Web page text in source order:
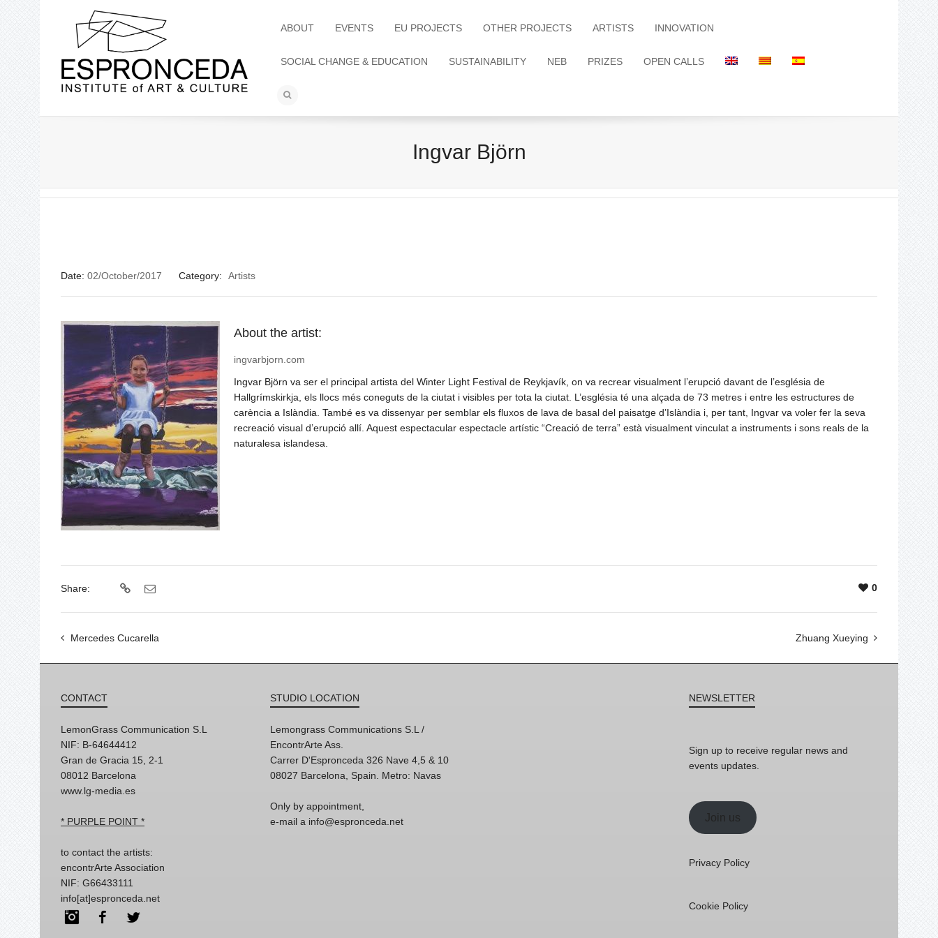
ABOUT EVENTS EU PROJECTS OTHER PROJECTS ARTISTS INNOVATION
SOCIAL CHANGE & EDUCATION SUSTAINABILITY NEB PRIZES OPEN CALLS
Ingvar Björn
Date: 02/October/2017 Category: Artists
About the artist:
ingvarbjorn.com
Ingvar Björn va ser el principal artista del Winter Light Festival de Reykjavík, on va recrear visualment l’erupció davant de l’església de
Hallgrímskirkja, els llocs més coneguts de la ciutat i visibles per tota la ciutat. L’església té una alçada de 73 metres i entre les estructures de
carència a Islàndia. També es va dissenyar per semblar els fluxos de lava de basal del paisatge d’Islàndia i, per tant, Ingvar va voler fer la seva
recreació visual d’erupció allí. Aquest espectacular espectacle artístic “Creació de terra” està visualment vinculat a instruments i sons reals de la
naturalesa islandesa.
Share: 0
Mercedes Cucarella Zhuang Xueying
CONTACT
LemonGrass Communication S.L
NIF: B-64644412
Gran de Gracia 15, 2-1
08012 Barcelona
www.lg-media.es
* PURPLE POINT *
to contact the artists:
encontrArte Association
NIF: G66433111
info[at]espronceda.net
InstagramFacebook
STUDIO LOCATION
Lemongrass Communications S.L /
EncontrArte Ass.
Carrer D'Espronceda 326 Nave 4,5 & 10
08027 Barcelona, Spain. Metro: Navas
Only by appointment,
e-mail a info@espronceda.net
NEWSLETTER
Sign up to receive regular news and
events updates.
Join us
Privacy Policy
Cookie Policy